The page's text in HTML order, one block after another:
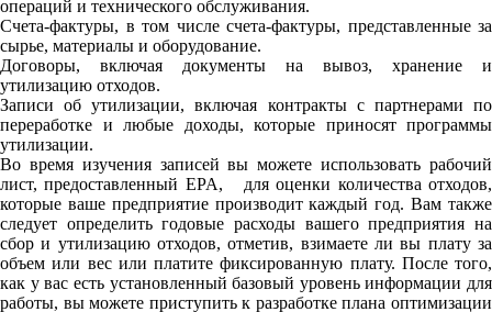
операций и технического обслуживания.
Счета-фактуры, в том числе счета-фактуры, представленные за
сырье, материалы и оборудование.
Договоры, включая документы на вывоз, хранение и
утилизацию отходов.
Записи об утилизации, включая контракты с партнерами по
переработке и любые доходы, которые приносят программы
утилизации.
Во время изучения записей вы можете использовать рабочий
лист, предоставленный EPA, для оценки количества отходов,
которые ваше предприятие производит каждый год. Вам также
следует определить годовые расходы вашего предприятия на
сбор и утилизацию отходов, отметив, взимаете ли вы плату за
объем или вес или платите фиксированную плату. После того,
как у вас есть установленный базовый уровень информации для
работы, вы можете приступить к разработке плана оптимизации